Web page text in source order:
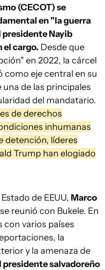
(CECOT) se
en "la guerra
Nayib
el cargo. Desde que
en 2022, la cárcel
como eje central en su
de las principales
del mandatario.
de derechos
inhumanas
detención, líderes
Trump han elogiado
de EEUU, Marco
reunió con Bukele. En
varios países
la
y la amenaza de
presidente salvadoreño